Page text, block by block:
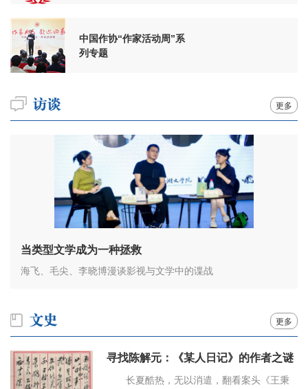
中国作协“作家活动周”系
列专题
更多
当类型文学成为一种拯救
海飞、毛尖、李晓博漫谈影视与文学中的谍战
更多
寻找陈解元：《某人日记》的作者之谜
长夏酷热，无以消遣，翻看案头《王秉